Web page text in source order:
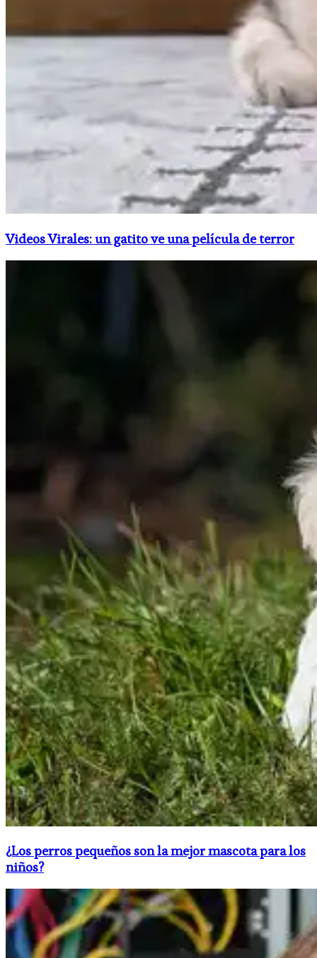
Videos Virales: un gatito ve una película de terror
​¿Los perros pequeños son la mejor mascota para los
niños?